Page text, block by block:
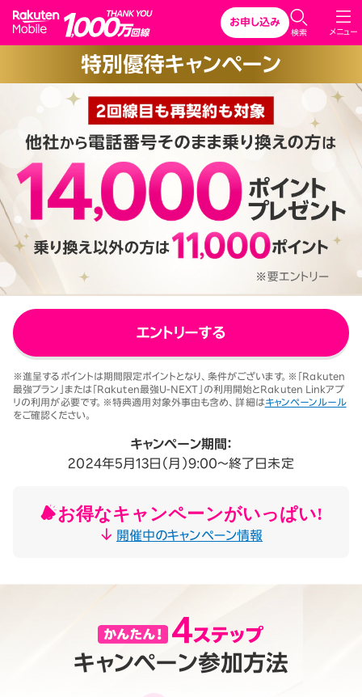
Rakuten Mobile
メニュー
検索
お申し込み
特別優待キャンペーン
エントリーする
※進呈するポイントは期間限定ポイントとなり、条件がございます。※「Rakuten
最強プラン」または「Rakuten最強U-NEXT」の利用開始とRakuten Linkアプ
リの利用が必要です。※特典適用対象外事由も含め、詳細はキャンペーンルール
をご確認ください。
キャンペーン期間：
2024年5月13日（月）9:00～終了日未定
お得なキャンペーンがいっぱい!
開催中のキャンペーン情報
キャンペーン参加方法
※1 同一名義で累計5回線以上ご契約の場合、2025年11月19日より1回
線につき3,500円（税込3,850円、開通翌々月に確定）。「累計」とは、楽
天モバイルがサービスを本格開始した2020年4月8日以降に契約され
たすべての回線（解約済みの回線も含む）の合計数を指します。
C
l
s
e